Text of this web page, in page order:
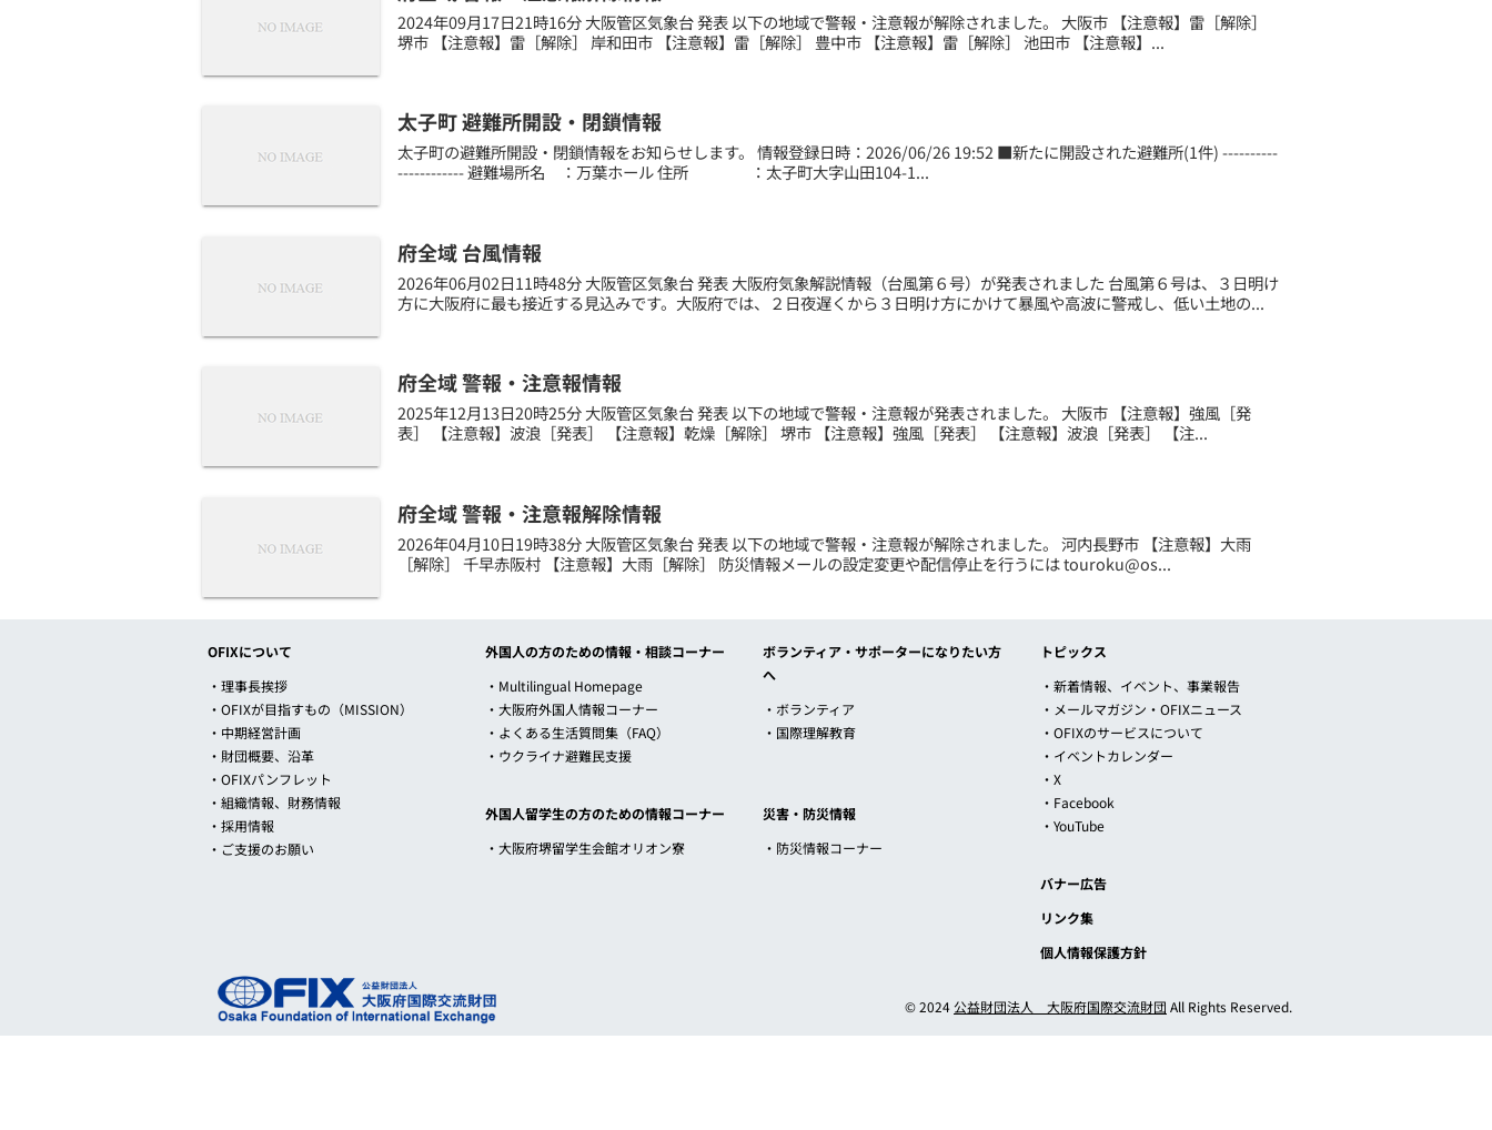
2024年09月17日21時16分 大阪管区気象台 発表 以下の地域で警報・注意報が解除されました。 大阪市 【注意報】雷［解除］
堺市 【注意報】雷［解除］ 岸和田市 【注意報】雷［解除］ 豊中市 【注意報】雷［解除］ 池田市 【注意報】...
太子町 避難所開設・閉鎖情報
太子町の避難所開設・閉鎖情報をお知らせします。 情報登録日時：2026/06/26 19:52 ■新たに開設された避難所(1件) ----------
------------ 避難場所名 ：万葉ホール 住所 ：太子町大字山田104-1...
府全域 台風情報
2026年06月02日11時48分 大阪管区気象台 発表 大阪府気象解説情報（台風第６号）が発表されました 台風第６号は、３日明け
方に大阪府に最も接近する見込みです。大阪府では、２日夜遅くから３日明け方にかけて暴風や高波に警戒し、低い土地の...
府全域 警報・注意報情報
2025年12月13日20時25分 大阪管区気象台 発表 以下の地域で警報・注意報が発表されました。 大阪市 【注意報】強風［発
表］ 【注意報】波浪［発表］ 【注意報】乾燥［解除］ 堺市 【注意報】強風［発表］ 【注意報】波浪［発表］ 【注...
府全域 警報・注意報解除情報
2026年04月10日19時38分 大阪管区気象台 発表 以下の地域で警報・注意報が解除されました。 河内長野市 【注意報】大雨
［解除］ 千早赤阪村 【注意報】大雨［解除］ 防災情報メールの設定変更や配信停止を行うには touroku@os...
OFIXについて
・理事長挨拶
・OFIXが目指すもの（MISSION）
・中期経営計画
・財団概要、沿革
・OFIXパンフレット
・組織情報、財務情報
・採用情報
・ご支援のお願い
外国人の方のための情報・相談コーナー
・Multilingual Homepage
・大阪府外国人情報コーナー
・よくある生活質問集（FAQ）
・ウクライナ避難民支援
外国人留学生の方のための情報コーナー
・大阪府堺留学生会館オリオン寮
ボランティア・サポーターになりたい方
へ
・ボランティア
・国際理解教育
災害・防災情報
・防災情報コーナー
トピックス
・新着情報、イベント、事業報告
・メールマガジン・OFIXニュース
・OFIXのサービスについて
・イベントカレンダー
・X
・Facebook
・YouTube
バナー広告
リンク集
個人情報保護方針
© 2024公益財団法人 大阪府国際交流財団 All Rights Reserved.